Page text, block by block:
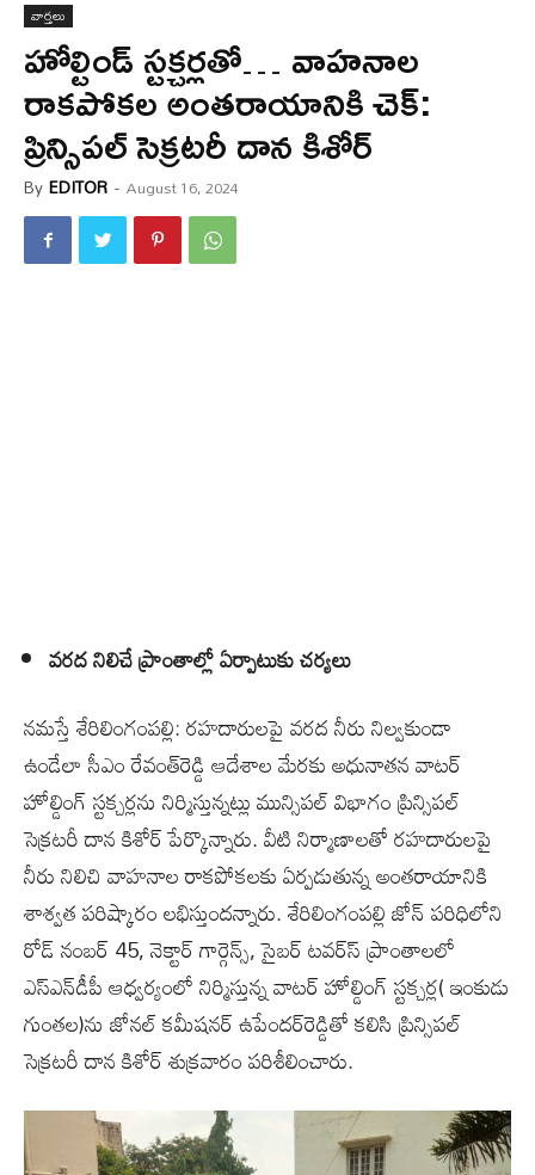
వార్త‌లు
హోల్టిండ్‌ స్టక్చర్లతో… వాహనాల
రాకపోకల అంతరాయానికి చెక్:
ప్రిన్సిపల్‌ సెక్రటరీ దాన కిశోర్‌
ByEDITOR - August 16, 2024
వరద నిలిచే ప్రాంతాల్లో ఏర్పాటుకు చర్యలు
నమస్తే శేరిలింగంపల్లి: రహదారులపై వరద నీరు నిల్వకుండా
ఉండేలా సీఎం రేవంత్‌రెడ్డి ఆదేశాల మేరకు అధునాతన వాటర్‌
హోల్డింగ్‌ స్టక్చర్లను నిర్మిస్తున్నట్లు మున్సిపల్‌ విభాగం ప్రిన్సిపల్‌
సెక్రటరీ దాన కిశోర్‌ పేర్కొన్నారు. వీటి నిర్మాణాలతో రహదారులపై
నీరు నిలిచి వాహనాల రాకపోకలకు ఏర్పడుతున్న అంతరాయానికి
శాశ్వత పరిష్కారం లభిస్తుందన్నారు. శేరిలింగంపల్లి జోన్‌ పరిధిలోని
రోడ్‌ నంబర్‌ 45, నెక్టార్‌ గార్గెన్స్, సైబర్‌ టవర్స్‍ ప్రాంతాలలో
ఎస్ఎన్‌డీపీ ఆధ్వర్యంలో నిర్మిస్తున్న వాటర్‌ హోల్డింగ్‌ స్టక్చర్ల( ఇంకుడు
గుంతల)ను జోనల్‌ కమీషనర్‌ ఉపేందర్‌రెడ్డితో కలిసి ప్రిన్సిపల్‌
సెక్రటరీ దాన కిశోర్‌ శుక్రవారం పరిశీలించారు.